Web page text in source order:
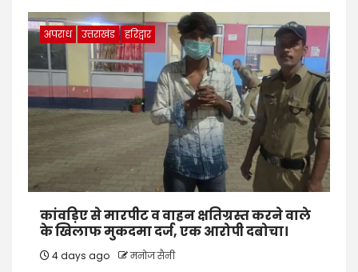
अपराध उत्तराखंड हरिद्वार
कांवड़िए से मारपीट व वाहन क्षतिग्रस्त करने वाले
के खिलाफ मुकदमा दर्ज, एक आरोपी दबोचा।
4 days ago मनोज सैनी